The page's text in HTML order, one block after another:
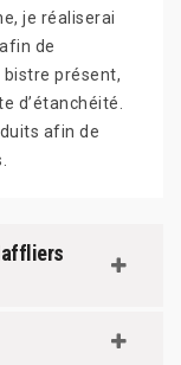
je réaliserai
de
bistre présent,
d’étanchéité.
afin de